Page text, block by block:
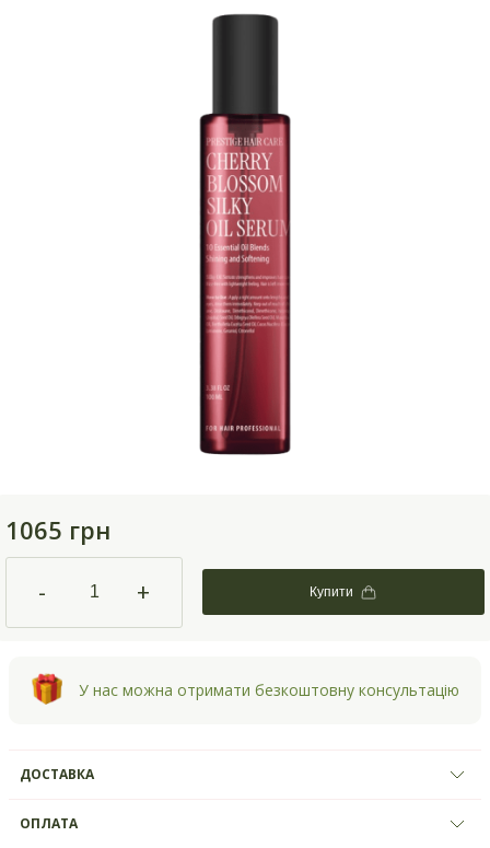
1065 грн
- + Купити
У нас можна отримати безкоштовну консультацію
ДОСТАВКА
ОПЛАТА